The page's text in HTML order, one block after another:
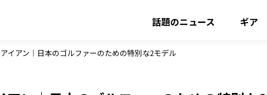
話題のニュース ギア
イアン｜日本のゴルファーのための特別な2モデル